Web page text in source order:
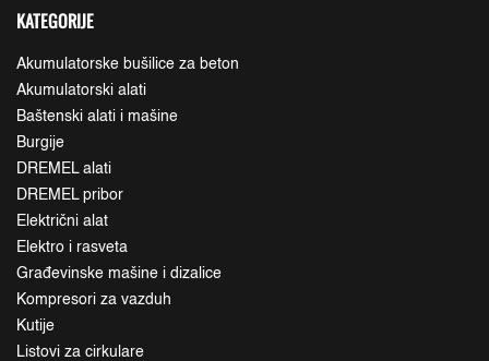
KATEGORIJE
Akumulatorske bušilice za beton
Akumulatorski alati
Baštenski alati i mašine
Burgije
DREMEL alati
DREMEL pribor
Električni alat
Elektro i rasveta
Građevinske mašine i dizalice
Kompresori za vazduh
Kutije
Listovi za cirkulare